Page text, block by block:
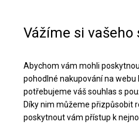
Stáhněte si nabídku
Vážíme si vašeho
Abychom vám mohli
pohodlné nakupování na webu
potřebujeme váš souhlas s
Díky nim můžeme přizpůsobit
poskytnout vám přístup k